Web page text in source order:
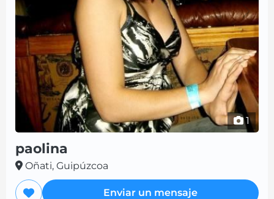
1
paolina
Oñati, Guipúzcoa
Enviar un mensaje